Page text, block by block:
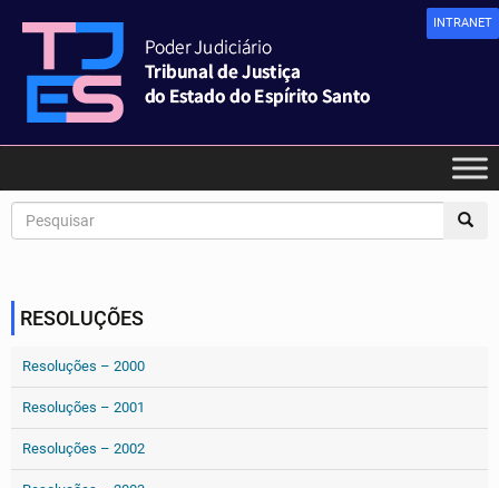
INTRANET
RESOLUÇÕES
Resoluções – 2000
Resoluções – 2001
Resoluções – 2002